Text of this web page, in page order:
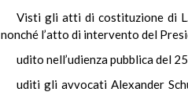
Visti gli atti di costituzione di
nonché l’atto di intervento del
udito nell’udienza pubblica del
uditi gli avvocati Alexander